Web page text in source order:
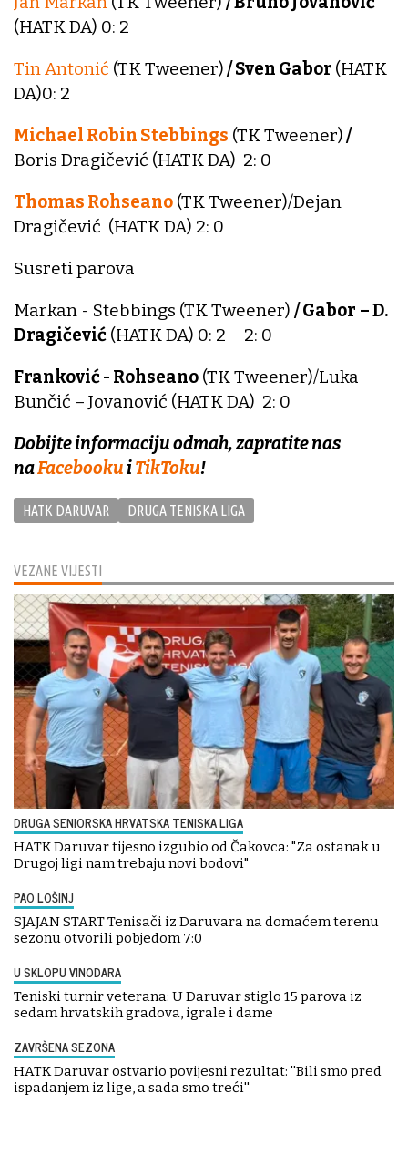
VEZANE VIJESTI
DRUGA SENIORSKA HRVATSKA TENISKA LIGA
HATK Daruvar tijesno izgubio od Čakovca: "Za ostanak u
Drugoj ligi nam trebaju novi bodovi"
PAO LOŠINJ
SJAJAN START Tenisači iz Daruvara na domaćem terenu
sezonu otvorili pobjedom 7:0
U SKLOPU VINODARA
Teniski turnir veterana: U Daruvar stiglo 15 parova iz
sedam hrvatskih gradova, igrale i dame
ZAVRŠENA SEZONA
HATK Daruvar ostvario povijesni rezultat: ''Bili smo pred
ispadanjem iz lige, a sada smo treći''
(HATK DA) 0: 2
Tin Antonić (TK Tweener)/ Sven Gabor (HATK
DA)0: 2
Michael Robin Stebbings (TK Tweener)/
Boris Dragičević (HATK DA) 2: 0
Thomas Rohseano (TK Tweener)/Dejan
Dragičević (HATK DA) 2: 0
Susreti parova
Markan - Stebbings (TK Tweener) / Gabor – D.
Dragičević (HATK DA) 0: 2 2: 0
Franković - Rohseano (TK Tweener)/Luka
Bunčić – Jovanović (HATK DA) 2: 0
Dobijte informaciju odmah, zapratite nas
naFacebookuiTikToku!
HATK DARUVAR DRUGA TENISKA LIGA